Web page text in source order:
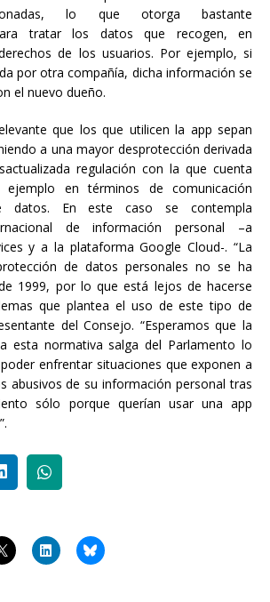
lo que otorga bastante
tratar los datos que recogen, en
de los usuarios. Por ejemplo, si
por otra compañía, dicha información se
el nuevo dueño.
que los que utilicen la app sepan
a una mayor desprotección derivada
regulación con la que cuenta
en términos de comunicación
datos. En este caso se contempla
de información personal –a
y a la plataforma Google Cloud-. “La
de datos personales no se ha
1999, por lo que está lejos de hacerse
que plantea el uso de este tipo de
del Consejo. “Esperamos que la
esta normativa salga del Parlamento lo
enfrentar situaciones que exponen a
abusivos de su información personal tras
sólo porque querían usar una app